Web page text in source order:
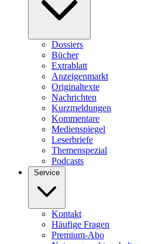
Dossiers
Bücher
Extrablatt
Anzeigenmarkt
Originaltexte
Nachrichten
Kurzmeldungen
Kommentare
Medienspiegel
Leserbriefe
Themenspezial
Podcasts
Service
Kontakt
Häufige Fragen
Premium-Abo